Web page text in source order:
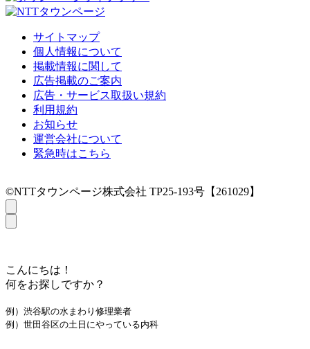
サイトマップ
個人情報について
掲載情報に関して
広告掲載のご案内
広告・サービス取扱い規約
利用規約
お知らせ
運営会社について
緊急時はこちら
©NTTタウンページ株式会社 TP25-193号【261029】
こんにちは！
何をお探しですか？
例）渋谷駅の水まわり修理業者
例）世田谷区の土日にやっている内科